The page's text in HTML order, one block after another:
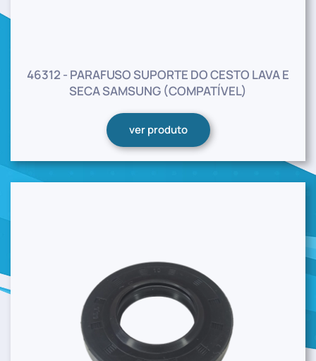
46312 - PARAFUSO SUPORTE DO CESTO LAVA E
SECA SAMSUNG (COMPATÍVEL)
ver produto